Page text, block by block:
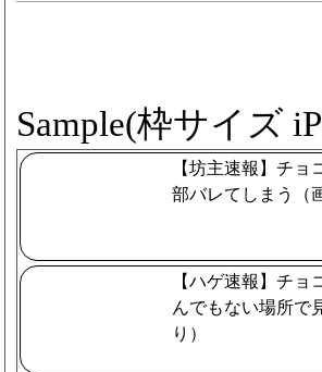
Sample(枠サイズ
【坊主速報】チョ
部バレてしまう（
【ハゲ速報】チョ
んでもない場所で
り）